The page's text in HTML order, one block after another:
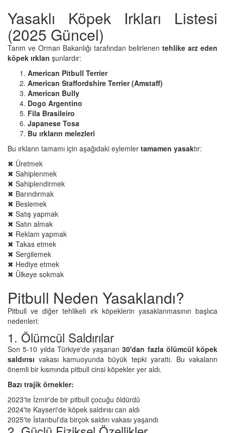
Yasaklı Köpek Irkları Listesi
(2025 Güncel)
Tarım ve Orman Bakanlığı tarafından belirlenen tehlike arz eden
köpek ırkları şunlardır:
American Pitbull Terrier
American Staffordshire Terrier (Amstaff)
American Bully
Dogo Argentino
Fila Brasileiro
Japanese Tosa
Bu ırkların melezleri
Bu ırkların tamamı için aşağıdaki eylemler tamamen yasaktır:
✖ Üretmek
✖ Sahiplenmek
✖ Sahiplendirmek
✖ Barındırmak
✖ Beslemek
✖ Satış yapmak
✖ Satın almak
✖ Reklam yapmak
✖ Takas etmek
✖ Sergilemek
✖ Hediye etmek
✖ Ülkeye sokmak
Pitbull Neden Yasaklandı?
Pitbull ve diğer tehlikeli ırk köpeklerin yasaklanmasının başlıca
nedenleri:
1. Ölümcül Saldırılar
Son 5-10 yılda Türkiye'de yaşanan30'dan fazla ölümcül köpek
saldırısı vakası kamuoyunda büyük tepki yarattı. Bu vakaların
önemli bir kısmında pitbull cinsi köpekler yer aldı.
Bazı trajik örnekler:
2023'te İzmir'de bir pitbull çocuğu öldürdü
2024'te Kayseri'de köpek saldırısı can aldı
2025'te İstanbul'da birçok saldırı vakası yaşandı